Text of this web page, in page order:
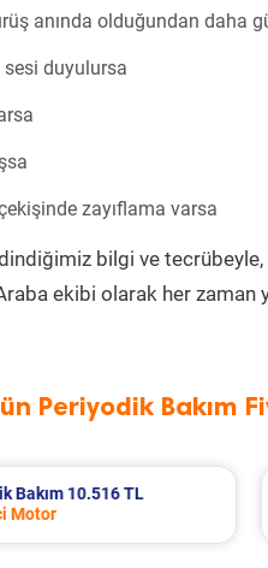
anında olduğundan daha
sesi duyulursa
zayıflama varsa
bilgi ve tecrübeyle,
ekibi olarak her zaman
Periyodik Bakım
Bakım 7.133 TL
Motor